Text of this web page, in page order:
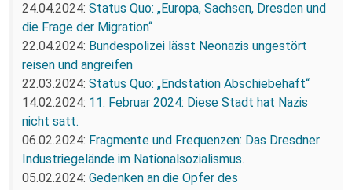
24.04.2024: Status Quo: „Europa, Sachsen, Dresden und
die Frage der Migration“
22.04.2024: Bundespolizei lässt Neonazis ungestört
reisen und angreifen
22.03.2024: Status Quo: „Endstation Abschiebehaft“
14.02.2024: 11. Februar 2024: Diese Stadt hat Nazis
nicht satt.
06.02.2024: Fragmente und Frequenzen: Das Dresdner
Industriegelände im Nationalsozialismus.
05.02.2024: Gedenken an die Opfer des